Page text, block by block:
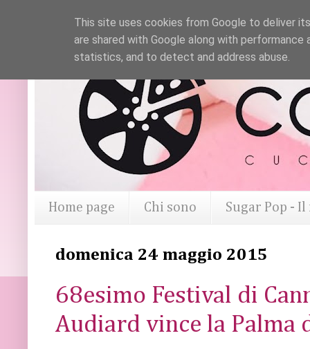
Home page Chi sono Sugar Pop -
domenica 24 maggio 2015
68esimo Festival di
Audiard vince la Palma
This site uses cookies from Google to deliver
are shared with Google along with
statistics, and to detect and address abuse.